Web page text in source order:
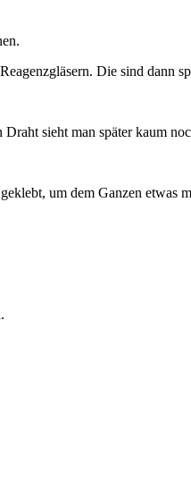
Die sind dann
sieht man später kaum
um dem Ganzen etwas